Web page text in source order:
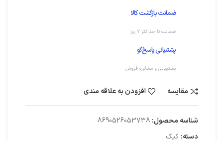
ضمانت بازگشت کالا
ضمانت تا حداکثر ۷ روز
پشتیبانی پاسخ‌گو
پشتیبانی و مشاوره فروش
مقایسه افزودن به علاقه مندی
شناسه محصول: 8690526053738
دسته: کیک